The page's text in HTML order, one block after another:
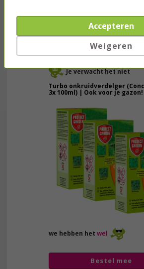
Je verwacht het niet
Turbo onkruidverdelger
3x 100ml) | Ook voor je gazon!
we hebben het wel
Bestel mee
Accepteren
Weigeren